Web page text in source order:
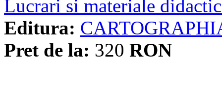
Lucrari si materiale
Editura:
Pret de la: 320 RON